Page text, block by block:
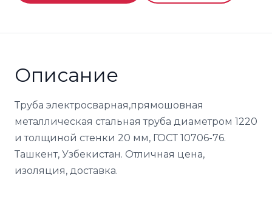
Описание
Труба электросварная,прямошовная
металлическая стальная труба диаметром 1220
и толщиной стенки 20 мм, ГОСТ 10706-76.
Ташкент, Узбекистан. Отличная цена,
изоляция, доставка.